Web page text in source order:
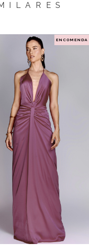
ENCOMENDA